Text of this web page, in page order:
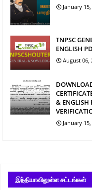
January
TNPSC
ENGLISH
August 06,
& ENGLISH
January
இந்தியாவிலுள்ள சட்டங்கள்